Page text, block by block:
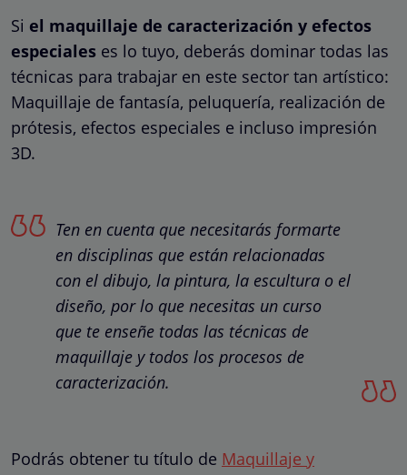
Si el maquillaje de caracterización y efectos
especiales es lo tuyo, deberás dominar todas las
técnicas para trabajar en este sector tan artístico:
Maquillaje de fantasía, peluquería, realización de
prótesis, efectos especiales e incluso impresión
3D.
Ten en cuenta que necesitarás formarte
en disciplinas que están relacionadas
con el dibujo, la pintura, la escultura o el
diseño, por lo que necesitas un curso
que te enseñe todas las técnicas de
maquillaje y todos los procesos de
caracterización.
Podrás obtener tu título de Maquillaje y